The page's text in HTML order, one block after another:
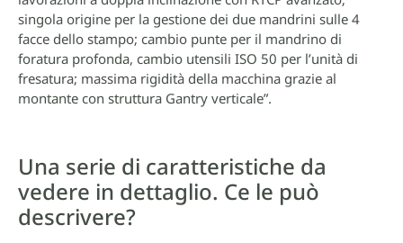
singola origine per la gestione dei due mandrini sulle 4
facce dello stampo; cambio punte per il mandrino di
foratura profonda, cambio utensili ISO 50 per l’unità di
fresatura; massima rigidità della macchina grazie al
montante con struttura Gantry verticale”.
Una serie di caratteristiche da
vedere in dettaglio. Ce le può
descrivere?